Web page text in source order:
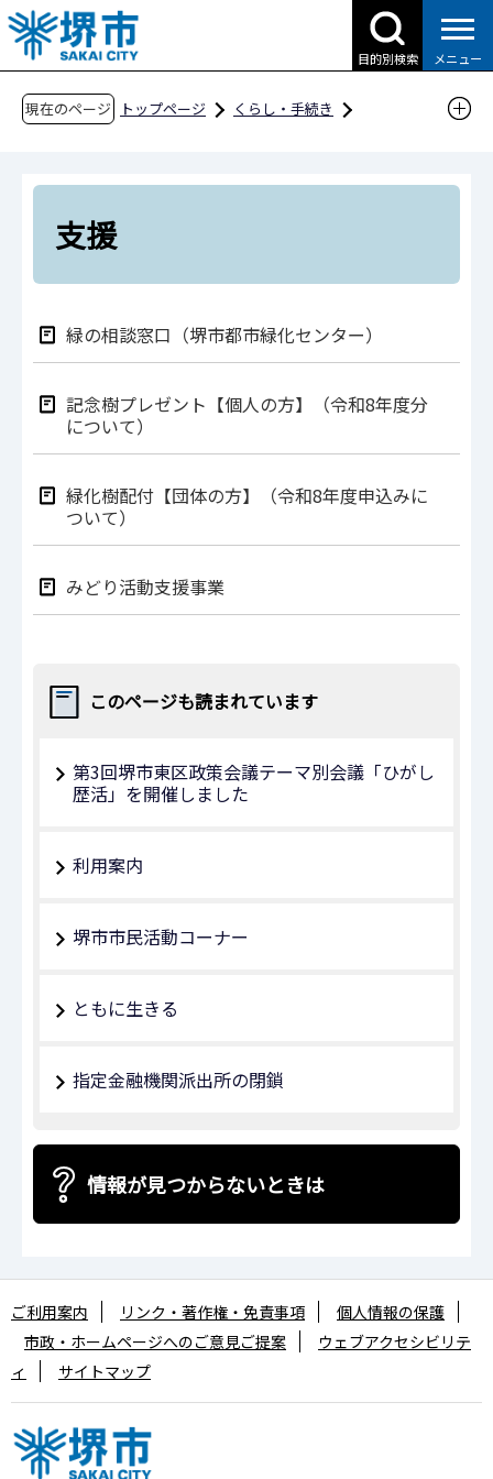
こ
の
ペ
目的別検索 メニュー
現在のページ トップページ
くらし・手続き
みどりを楽しむ・まもる・参加する・学ぶ
支援
緑の相談窓口（堺市都市緑化センター）
記念樹プレゼント【個人の方】（令和8年度分
について）
緑化樹配付【団体の方】（令和8年度申込みに
ついて）
みどり活動支援事業
このページも読まれています
第3回堺市東区政策会議テーマ別会議「ひがし
歴活」を開催しました
利用案内
堺市市民活動コーナー
ともに生きる
指定金融機関派出所の閉鎖
情報が見つからないときは
ご利用案内 リンク・著作権・免責事項
個人情報の保護
市政・ホームページへのご意見ご提案
ウェブアクセシビリテ
ィ
サイトマップ